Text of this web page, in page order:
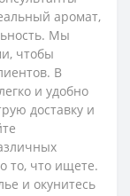
аромат,
Мы
чтобы
В
и удобно
доставку и
то, что ищете.
и окунитесь